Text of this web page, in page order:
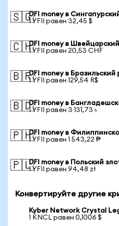
🇸🇬DFI money в
1 YFII равен 32,45 $
🇨🇭DFI money в
1 YFII равен 20,53 CHF
🇧🇷DFI money в Бразильский
1 YFII равен 129,54 R$
🇧🇩DFI money в
1 YFII равен 3 131,73 ৳
🇵🇭DFI money в
1 YFII равен 1 543,22 ₱
🇵🇱DFI money в Польский
1 YFII равен 94,48 zł
Конвертируйте другие
Kyber Network Crystal
1 KNCL равен 0,1006 $